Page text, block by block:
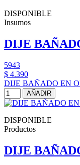
DISPONIBLE
Insumos
DIJE
5943
$ 4.390
DIJE BAÑADO EN
AÑADIR
DISPONIBLE
Productos
DIJE